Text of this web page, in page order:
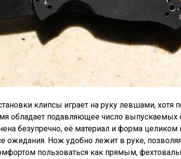
клипсы играет на руку левшами, хотя
обладает подавляющее число выпускаемых
безупречно, её материал и форма целиком
ожидания. Нож удобно лежит в руке,
пользоваться как прямым,